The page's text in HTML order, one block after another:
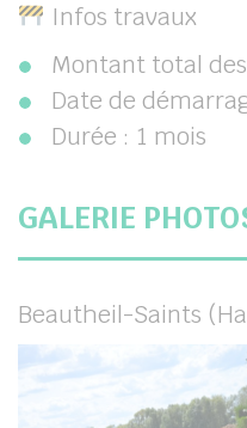
Infos travaux
Montant total
Date de
Durée : 1 mois
GALERIE
Beautheil-Saints